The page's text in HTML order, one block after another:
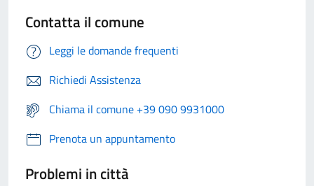
Contatta il comune
Leggi le domande frequenti
Richiedi Assistenza
Chiama il comune +39 090 9931000
Prenota un appuntamento
Problemi in città